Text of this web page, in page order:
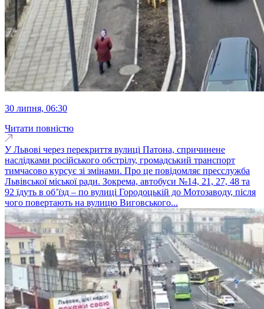
30 липня, 06:30
Читати повністю
У Львові через перекриття вулиці Патона, спричинене
наслідками російського обстрілу, громадський транспорт
тимчасово курсує зі змінами. Про це повідомляє пресслужба
Львівської міської ради. Зокрема, автобуси №14, 21, 27, 48 та
92 їдуть в об’їзд – по вулиці Городоцькій до Мотозаводу, після
чого повертають на вулицю Виговського...